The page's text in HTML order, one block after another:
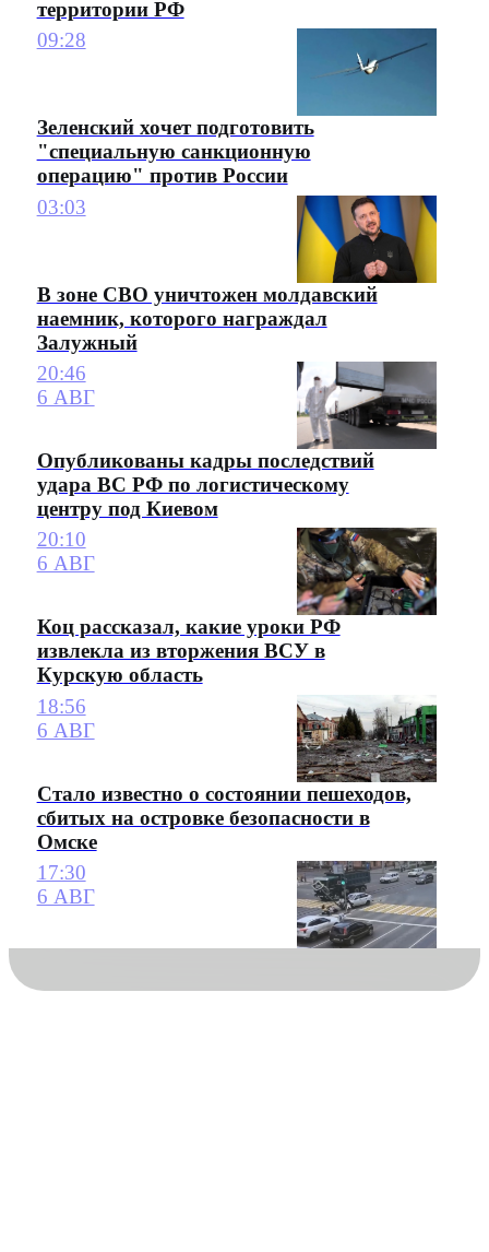
территории РФ
09:28
Зеленский хочет подготовить
"специальную санкционную
операцию" против России
03:03
В зоне СВО уничтожен молдавский
наемник, которого награждал
Залужный
20:46
6 АВГ
Опубликованы кадры последствий
удара ВС РФ по логистическому
центру под Киевом
20:10
6 АВГ
Коц рассказал, какие уроки РФ
извлекла из вторжения ВСУ в
Курскую область
18:56
6 АВГ
Стало известно о состоянии пешеходов,
сбитых на островке безопасности в
Омске
17:30
6 АВГ